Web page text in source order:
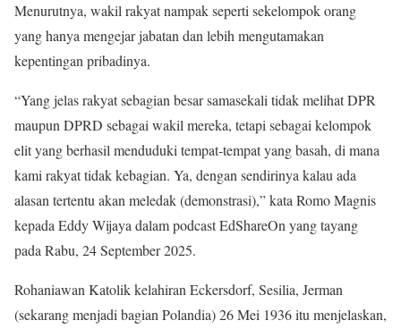
Menurutnya, wakil rakyat nampak seperti sekelompok orang
yang hanya mengejar jabatan dan lebih mengutamakan
kepentingan pribadinya.
“Yang jelas rakyat sebagian besar samasekali tidak melihat DPR
maupun DPRD sebagai wakil mereka, tetapi sebagai kelompok
elit yang berhasil menduduki tempat-tempat yang basah, di mana
kami rakyat tidak kebagian. Ya, dengan sendirinya kalau ada
alasan tertentu akan meledak (demonstrasi),” kata Romo Magnis
kepada Eddy Wijaya dalam podcast EdShareOn yang tayang
pada Rabu, 24 September 2025.
Rohaniawan Katolik kelahiran Eckersdorf, Sesilia, Jerman
(sekarang menjadi bagian Polandia) 26 Mei 1936 itu menjelaskan,